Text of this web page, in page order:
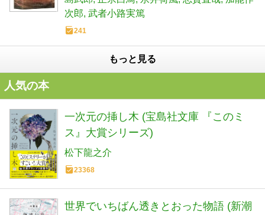
次郎 武者小路実篤
241
もっと見る
人気の本
一次元の挿し木 (宝島社文庫 『このミ
ス』大賞シリーズ)
松下龍之介
23368
世界でいちばん透きとおった物語 (新潮